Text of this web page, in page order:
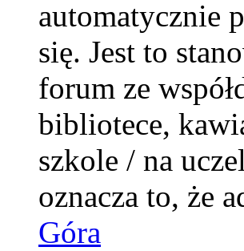
automatycznie
się. Jest to
forum ze
bibliotece,
szkole / na
oznacza to, że
Góra